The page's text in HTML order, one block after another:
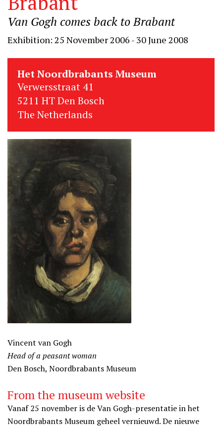
Van Gogh comes back to Brabant
Exhibition: 25 November 2006 - 30 June 2008
Het Noordbrabants Museum
Verwersstraat 41
5211 HT Den Bosch
The Netherlands
Vincent van Gogh
Head of a peasant woman
Den Bosch, Noordbrabants Museum
From the museum website
Vanaf 25 november is de Van Gogh-presentatie in het
Noordbrabants Museum geheel vernieuwd. De nieuwe